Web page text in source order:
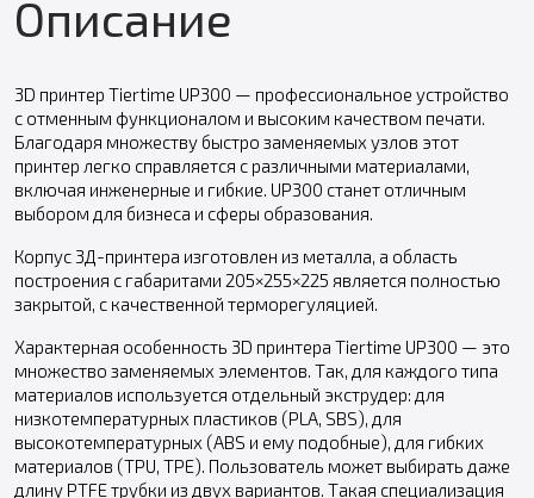
Описание
3D принтер Tiertime UP300 — профессиональное устройство
с отменным функционалом и высоким качеством печати.
Благодаря множеству быстро заменяемых узлов этот
принтер легко справляется с различными материалами,
включая инженерные и гибкие. UP300 станет отличным
выбором для бизнеса и сферы образования.
Корпус 3Д-принтера изготовлен из металла, а область
построения с габаритами 205×255×225 является полностью
закрытой, с качественной терморегуляцией.
Характерная особенность 3D принтера Tiertime UP300 — это
множество заменяемых элементов. Так, для каждого типа
материалов используется отдельный экструдер: для
низкотемпературных пластиков (PLA, SBS), для
высокотемпературных (ABS и ему подобные), для гибких
материалов (TPU, TPE). Пользователь может выбирать даже
длину PTFE трубки из двух вариантов. Такая специализация